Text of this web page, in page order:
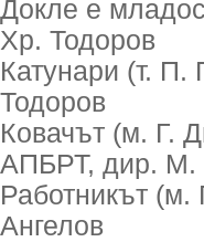
Докле е
Хр. Тодоров
Катунари (т.
Тодоров
Ковачът (м. Г.
АПБРТ, дир. М.
Работникът
Ангелов